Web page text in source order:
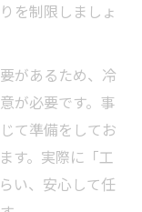
を制限しましょ
があるため、冷
が必要です。事
て準備をしてお
す。実際に「工
い、安心して任